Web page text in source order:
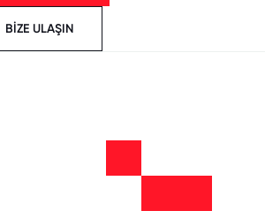
BİZE ULAŞIN